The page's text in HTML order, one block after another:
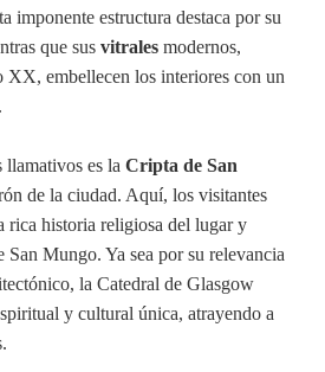
imponente estructura destaca por su
que sus vitrales modernos,
XX, embellecen los interiores con un
llamativos es la Cripta de San
de la ciudad. Aquí, los visitantes
rica historia religiosa del lugar y
San Mungo. Ya sea por su relevancia
la Catedral de Glasgow
y cultural única, atrayendo a